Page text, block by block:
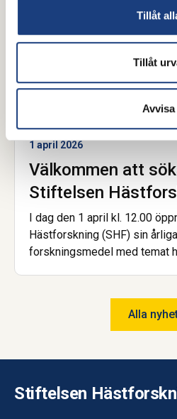
Tillåt
Tillåt
Avvisa
1 april 2026
Välkommen att
Stiftelsen
I dag den 1 april kl. 12.00
Hästforskning (SHF) sin
forskningsmedel med temat
Alla
Stiftelsen